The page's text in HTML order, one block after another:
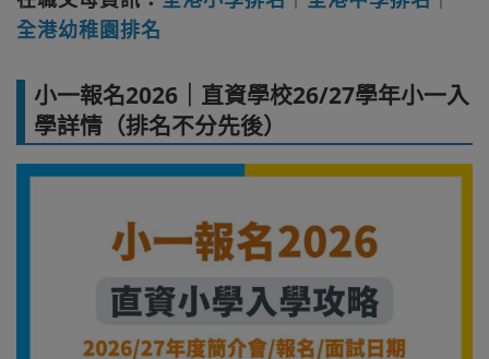
全港幼稚園排名
小一報名2026｜直資學校26/27學年小一入
學詳情（排名不分先後）